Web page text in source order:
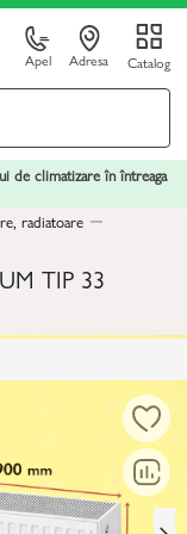
Apel Adresa Catalog
de climatizare în întreaga
radiatoare
TIP 33